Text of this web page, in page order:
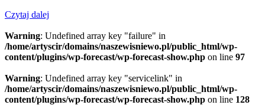
Czytaj dalej
Warning: Undefined array key "failure" in
/home/artyscir/domains/naszewisniewo.pl/public_html/wp-
content/plugins/wp-forecast/wp-forecast-show.php on line 97
Warning: Undefined array key "servicelink" in
/home/artyscir/domains/naszewisniewo.pl/public_html/wp-
content/plugins/wp-forecast/wp-forecast-show.php on line 128